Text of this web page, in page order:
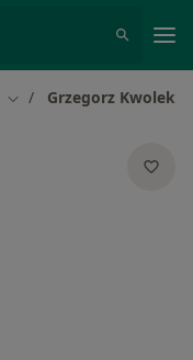
Zmień miasto
Grzegorz Kwolek